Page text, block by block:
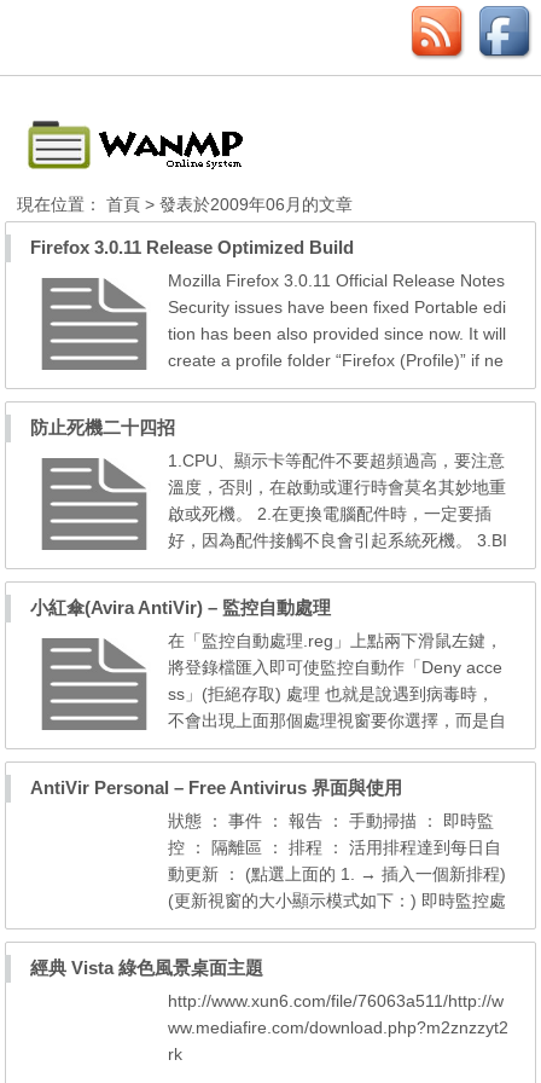
現在位置：首頁 > 發表於2009年06月的文章
Firefox 3.0.11 Release Optimized Build
Mozilla Firefox 3.0.11 Official Release Notes
Security issues have been fixed Portable edi
tion has been also provided since now. It will
create a profile folder “Firefox (Profile)” if ne
eded. Use P2 If in doubt Reduce memory us
y using Profile-Guided Optimization (PGO) F
irefox 3.0.11 community edition en_US (200
90615) [FX] P3 build,...
防止死機二十四招
1.CPU、顯示卡等配件不要超頻過高，要注意
溫度，否則，在啟動或運行時會莫名其妙地重
啟或死機。 2.在更換電腦配件時，一定要插
好，因為配件接觸不良會引起系統死機。 3.BI
OS設置要恰當，雖然建議將BIOS設置為最
置反倒會引起啟動或者運行死機。 4.最好配備
穩壓電源，以免電壓不穩引起死機。 5.如果有
條件的話，加裝一個UPS，使電腦在停電后不
會造成死機。 6.對來歷...
小紅傘(Avira AntiVir) – 監控自動處理
在「監控自動處理.reg」上點兩下滑鼠左鍵，
將登錄檔匯入即可使監控自動作「Deny acce
ss」(拒絕存取) 處理 也就是說遇到病毒時，
不會出現上面那個處理視窗要你選擇，而是自
動拒絕存取 效果：監控到大量病毒時不會一
是瀏覽網頁時，網頁上的病毒會被自動阻止
掉，不會被下載回瀏覽器暫存區 壓縮檔內的
病毒也無法解壓縮出來 小...
AntiVir Personal – Free Antivirus 界面與使用
狀態 ： 事件 ： 報告 ： 手動掃描 ： 即時監
控 ： 隔離區 ： 排程 ： 活用排程達到每日自
動更新 ： (點選上面的 1. → 插入一個新排程)
(更新視窗的大小顯示模式如下：) 即時監控處
理界面 ： 手動掃描處理界面 ：
經典 Vista 綠色風景桌面主題
http://www.xun6.com/file/76063a511/http://w
ww.mediafire.com/download.php?m2znzzyt2
rk